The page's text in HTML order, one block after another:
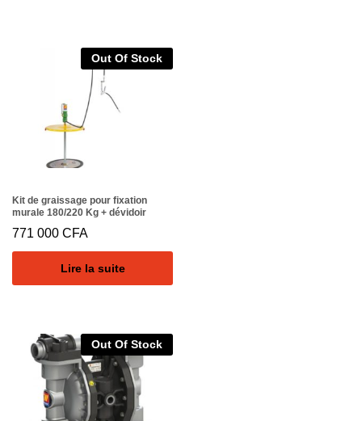
Out Of Stock
Kit de graissage pour fixation
murale 180/220 Kg + dévidoir
771 000 CFA
Lire la suite
Out Of Stock